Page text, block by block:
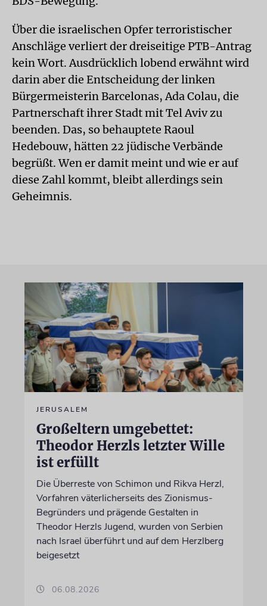
Über die israelischen Opfer terroristischer
Anschläge verliert der dreiseitige PTB-Antrag
kein Wort. Ausdrücklich lobend erwähnt wird
darin aber die Entscheidung der linken
Bürgermeisterin Barcelonas, Ada Colau, die
Partnerschaft ihrer Stadt mit Tel Aviv zu
beenden. Das, so behauptete Raoul
Hedebouw, hätten 22 jüdische Verbände
begrüßt. Wen er damit meint und wie er auf
diese Zahl kommt, bleibt allerdings sein
Geheimnis.
JERUSALEM
Großeltern umgebettet:
Theodor Herzls letzter Wille
ist erfüllt
Die Überreste von Schimon und Rikva Herzl,
Vorfahren väterlicherseits des Zionismus-
Begründers und prägende Gestalten in
Theodor Herzls Jugend, wurden von Serbien
nach Israel überführt und auf dem Herzlberg
beigesetzt
06.08.2026